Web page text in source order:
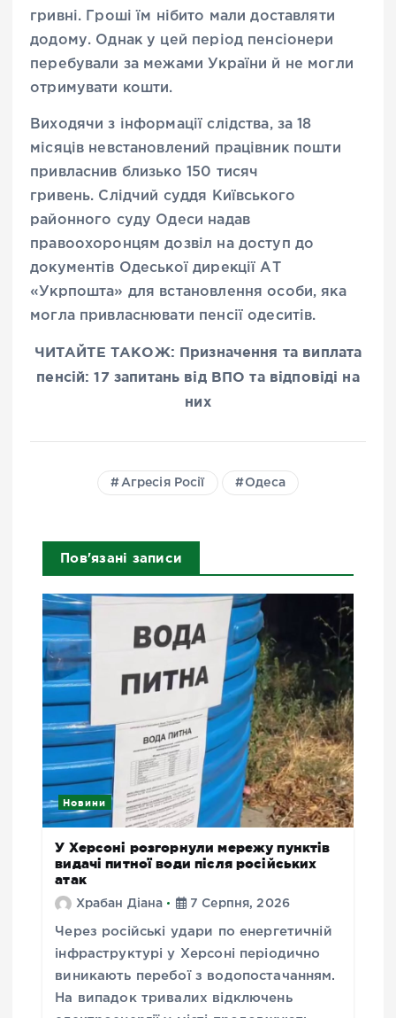
гривні. Гроші їм нібито мали доставляти
додому. Однак у цей період пенсіонери
перебували за межами України й не могли
отримувати кошти.
Виходячи з інформації слідства, за 18
місяців невстановлений працівник пошти
привласнив близько 150 тисяч
гривень. Слідчий суддя Київського
районного суду Одеси надав
правоохоронцям дозвіл на доступ до
документів Одеської дирекції АТ
«Укрпошта» для встановлення особи, яка
могла привласнювати пенсії одеситів.
ЧИТАЙТЕ ТАКОЖ: Призначення та виплата
пенсій: 17 запитань від ВПО та відповіді на
них
Агресія Росії Одеса
Пов'язані записи
Новини
У Херсоні розгорнули мережу пунктів
видачі питної води після російських
атак
Храбан Діана 7 Серпня, 2026
Через російські удари по енергетичній
інфраструктурі у Херсоні періодично
виникають перебої з водопостачанням.
На випадок тривалих відключень